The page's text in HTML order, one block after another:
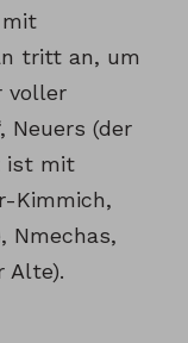
mit
tritt an, um
voller
Neuers (der
ist mit
Kimmich,
Nmechas,
Alte).